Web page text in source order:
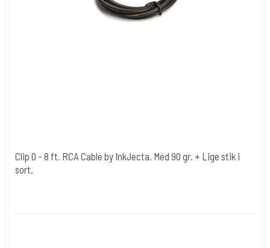
Clip 0 - 8 ft. RCA Cable by InkJecta. Med 90 gr. + Lige stik i
sort.